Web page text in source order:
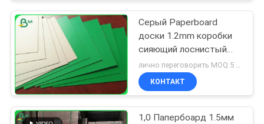
Серый Paperboard
доски 1.2mm коробки
сияющий лоснистый
покрытый в листе
лично переговорить MOQ:5 тонн
КОНТАКТ
1,0 Папербоард 1.5мм